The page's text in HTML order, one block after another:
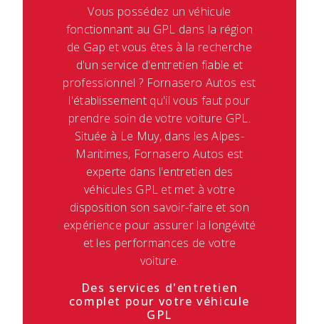
Vous possédez un véhicule
fonctionnant au GPL dans la région
de Gap et vous êtes à la recherche
d'un service d'entretien fiable et
professionnel ? Fornasero Autos est
l'établissement qu'il vous faut pour
prendre soin de votre voiture GPL.
Située à Le Muy, dans les Alpes-
Maritimes, Fornasero Autos est
experte dans l'entretien des
véhicules GPL et met à votre
disposition son savoir-faire et son
expérience pour assurer la longévité
et les performances de votre
voiture.
Des services d'entretien
complet pour votre véhicule
GPL